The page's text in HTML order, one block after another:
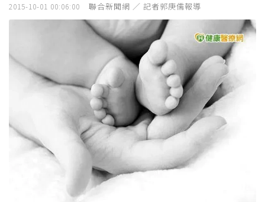
2015-10-01 00:06:00 聯合新聞網 ／ 記者郭庚儒報導